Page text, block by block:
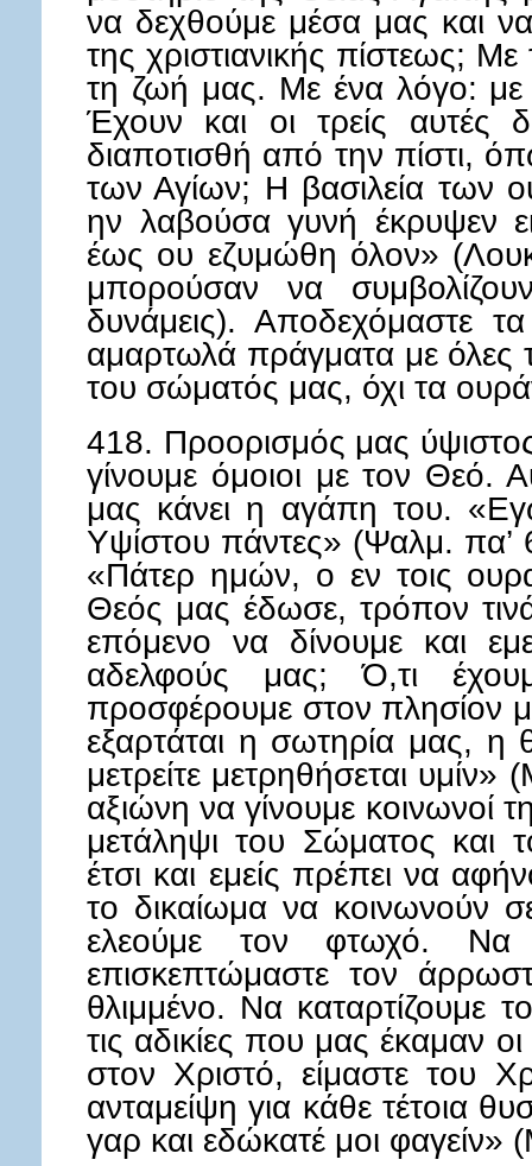
να δεχθούμε μέσα μας και
της χριστιανικής πίστεως;
τη ζωή μας. Με ένα λόγο: με
Έχουν και οι τρείς αυτές
διαποτισθή από την πίστι,
των Αγίων; Η βασιλεία των
ην λαβούσα γυνή έκρυψεν
έως ου εζυμώθη όλον»
μπορούσαν να
δυνάμεις). Αποδεχόμαστε
αμαρτωλά πράγματα με όλες
του σώματός μας, όχι τα
418. Προορισμός μας
γίνουμε όμοιοι με τον Θεό.
μας κάνει η αγάπη του.
Υψίστου πάντες» (Ψαλμ. πα’
«Πάτερ ημών, ο εν τοις
Θεός μας έδωσε, τρόπον
επόμενο να δίνουμε και
αδελφούς μας; Ό,τι
προσφέρουμε στον πλησίον
εξαρτάται η σωτηρία μας,
μετρείτε μετρηθήσεται
αξιώνη να γίνουμε κοινωνοί
μετάληψι του Σώματος και
έτσι και εμείς πρέπει να
το δικαίωμα να κοινωνούν
ελεούμε τον φτωχό. Να
επισκεπτώμαστε τον
θλιμμένο. Να καταρτίζουμε
τις αδικίες που μας έκαμαν
στον Χριστό, είμαστε του
ανταμείψη για κάθε τέτοια
γαρ και εδώκατέ μοι φαγείν»